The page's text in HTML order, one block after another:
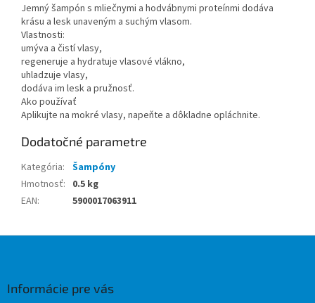
Jemný šampón s mliečnymi a hodvábnymi proteínmi dodáva
krásu a lesk unaveným a suchým vlasom.
Vlastnosti:
umýva a čistí vlasy,
regeneruje a hydratuje vlasové vlákno,
uhladzuje vlasy,
dodáva im lesk a pružnosť.
Ako používať
Aplikujte na mokré vlasy, napeňte a dôkladne opláchnite.
Dodatočné parametre
Kategória: Šampóny
Hmotnosť: 0.5 kg
EAN: 5900017063911
Informácie pre vás